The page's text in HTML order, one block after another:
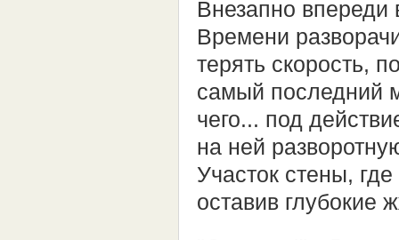
Внезапно впереди
Времени
терять скорость,
самый последний
чего... под
на ней
Участок стены,
оставив глубокие